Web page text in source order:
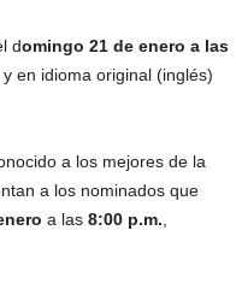
domingo 21 de enero a las
en idioma original (inglés)
a los mejores de la
a los nominados que
a las 8:00 p.m.